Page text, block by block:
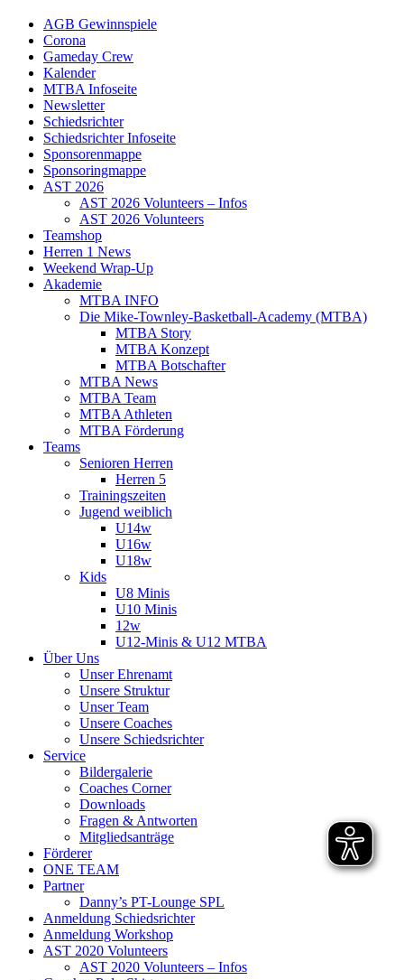
AGB Gewinnspiele
Corona
Gameday Crew
Kalender
MTBA Infoseite
Newsletter
Schiedsrichter
Schiedsrichter Infoseite
Sponsorenmappe
Sponsoringmappe
AST 2026
AST 2026 Volunteers – Infos
AST 2026 Volunteers
Teamshop
Herren 1 News
Weekend Wrap-Up
Akademie
MTBA INFO
Die Mike-Townley-Basketball-Academy (MTBA)
MTBA Story
MTBA Konzept
MTBA Botschafter
MTBA News
MTBA Team
MTBA Athleten
MTBA Förderung
Teams
Senioren Herren
Herren 5
Trainingszeiten
Jugend weiblich
U14w
U16w
U18w
Kids
U8 Minis
U10 Minis
12w
U12-Minis & U12 MTBA
Über Uns
Unser Ehrenamt
Unsere Struktur
Unser Team
Unsere Coaches
Unsere Schiedsrichter
Service
Bildergalerie
Coaches Corner
Downloads
Fragen & Antworten
Mitgliedsanträge
Förderer
ONE TEAM
Partner
Danny’s PT-Lounge SPL
Anmeldung Schiedsrichter
Anmeldung Workshop
AST 2020 Volunteers
AST 2020 Volunteers – Infos